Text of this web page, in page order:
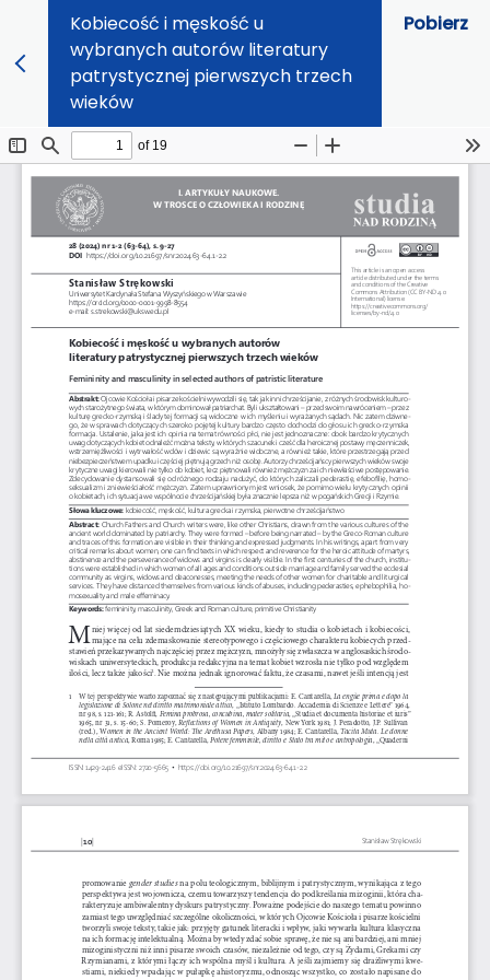
Kobiecość i męskość u
wybranych autorów literatury
patrystycznej pierwszych trzech
wieków
Pobierz